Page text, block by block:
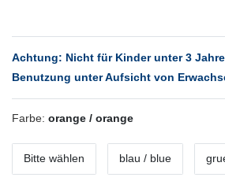
Achtung: Nicht für Kinder unter 3
Benutzung unter Aufsicht von
Farbe: orange / orange
Bitte wählen blau / blue